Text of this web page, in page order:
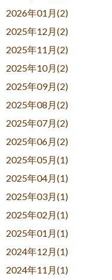
2026年01月(2)
2025年12月(2)
2025年11月(2)
2025年10月(2)
2025年09月(2)
2025年08月(2)
2025年07月(2)
2025年06月(2)
2025年05月(1)
2025年04月(1)
2025年03月(1)
2025年02月(1)
2025年01月(1)
2024年12月(1)
2024年11月(1)